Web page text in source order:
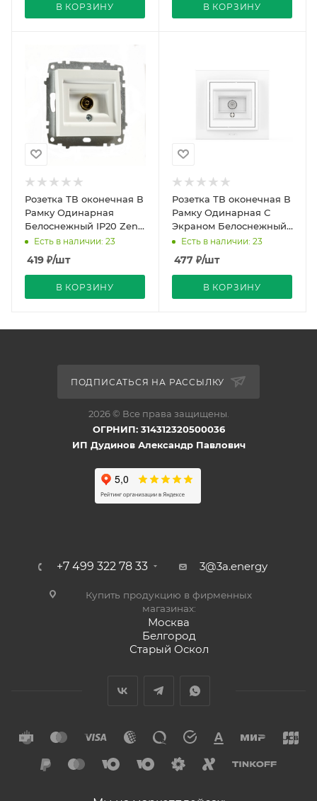
В КОРЗИНУ В КОРЗИНУ
Розетка ТВ оконечная В
Рамку Одинарная
Белоснежный IP20 Zena
Vega EL-BI
Есть в наличии: 23
419 ₽/шт
В КОРЗИНУ
Розетка ТВ оконечная В
Рамку Одинарная С
Экраном Белоснежный
IP20 Zena Vega EL-BI
Есть в наличии: 23
477 ₽/шт
В КОРЗИНУ
ПОДПИСАТЬСЯ НА РАССЫЛКУ
2026 © Все права защищены.
ОГРНИП: 314312320500036
ИП Дудинов Александр Павлович
+7 499 322 78 33 3@3a.energy
Купить продукцию в фирменных
магазинах:
Москва
Белгород
Старый Оскол